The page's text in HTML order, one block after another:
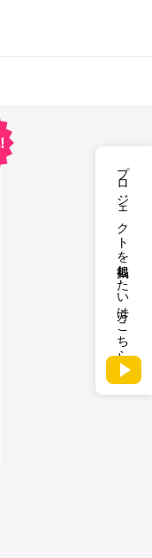
プロジェクトを掲載したい方はこちら